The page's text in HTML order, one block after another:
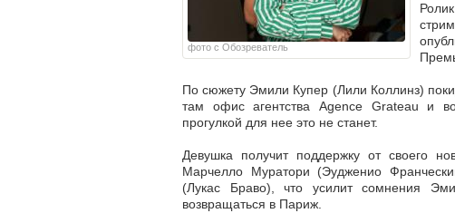
фото с Обозреватель
По сюжету Эмили Купер (Лили Коллинз)
там офис агентства Agence Grateau и
прогулкой для нее это не станет.
Девушка получит поддержку от своего
Марчелло Муратори (Эудженио
(Лукас Браво), что усилит сомнения
возвращаться в Париж.